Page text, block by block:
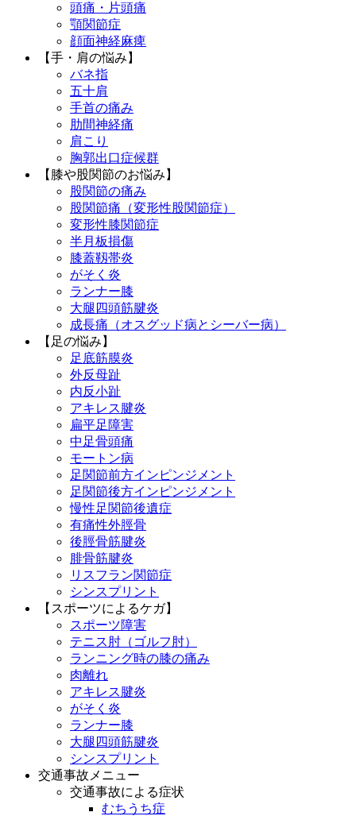
頭痛・片頭痛
顎関節症
顔面神経麻痺
【手・肩の悩み】
バネ指
五十肩
手首の痛み
肋間神経痛
肩こり
胸郭出口症候群
【膝や股関節のお悩み】
股関節の痛み
股関節痛（変形性股関節症）
変形性膝関節症
半月板損傷
膝蓋靱帯炎
がそく炎
ランナー膝
大腿四頭筋腱炎
成長痛（オスグッド病とシーバー病）
【足の悩み】
足底筋膜炎
外反母趾
内反小趾
アキレス腱炎
扁平足障害
中足骨頭痛
モートン病
足関節前方インピンジメント
足関節後方インピンジメント
慢性足関節後遺症
有痛性外脛骨
後脛骨筋腱炎
腓骨筋腱炎
リスフラン関節症
シンスプリント
【スポーツによるケガ】
スポーツ障害
テニス肘（ゴルフ肘）
ランニング時の膝の痛み
肉離れ
アキレス腱炎
がそく炎
ランナー膝
大腿四頭筋腱炎
シンスプリント
交通事故メニュー
交通事故による症状
むちうち症